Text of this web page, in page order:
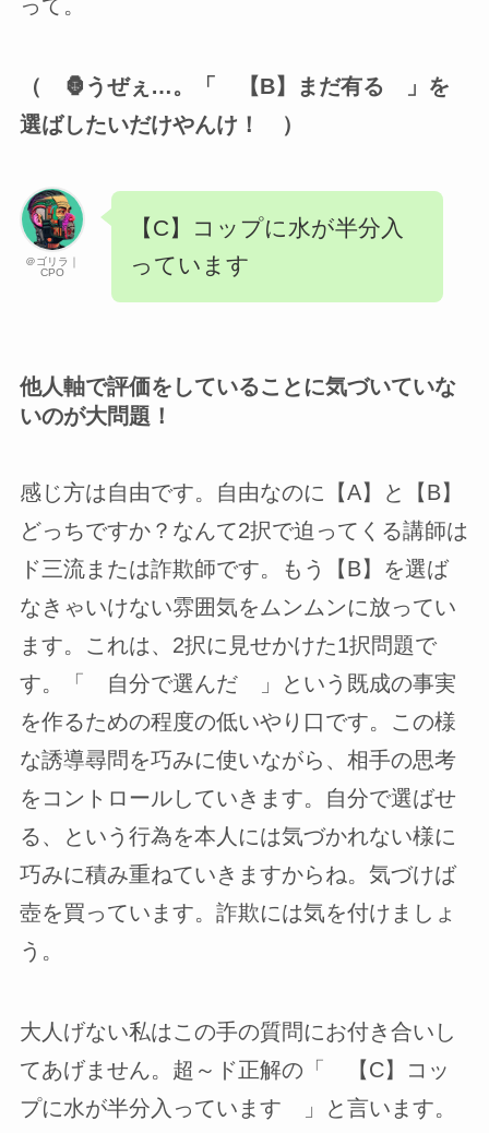
って。
（ 🦍うぜぇ…。「 【B】まだ有る 」を
選ばしたいだけやんけ！ ）
＠ゴリラ｜
CPO
【C】コップに水が半分入
っています
他人軸で評価をしていることに気づいていな
いのが大問題！
感じ方は自由です。自由なのに【A】と【B】
どっちですか？なんて2択で迫ってくる講師は
ド三流または詐欺師です。もう【B】を選ば
なきゃいけない雰囲気をムンムンに放ってい
ます。これは、2択に見せかけた1択問題で
す。「 自分で選んだ 」という既成の事実
を作るための程度の低いやり口です。この様
な誘導尋問を巧みに使いながら、相手の思考
をコントロールしていきます。自分で選ばせ
る、という行為を本人には気づかれない様に
巧みに積み重ねていきますからね。気づけば
壺を買っています。詐欺には気を付けましょ
う。
大人げない私はこの手の質問にお付き合いし
てあげません。超～ド正解の「 【C】コッ
プに水が半分入っています 」と言います。